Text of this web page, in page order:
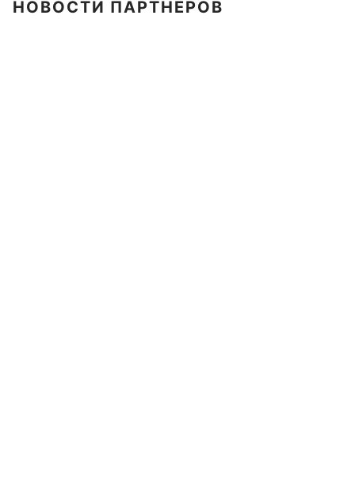
НОВОСТИ ПАРТНЕРОВ